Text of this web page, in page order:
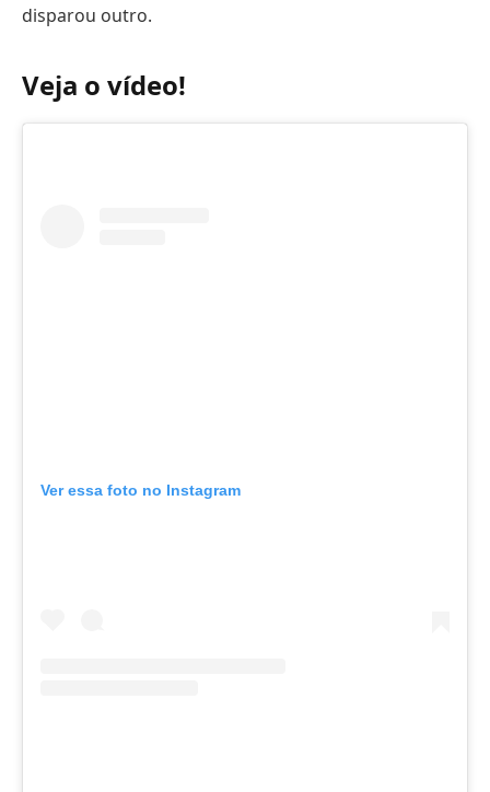
disparou outro.
Veja o vídeo!
Ver essa foto no Instagram